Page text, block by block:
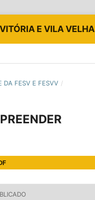
E VILA VELHA
DA FESV E FESVV /